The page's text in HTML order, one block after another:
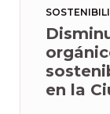
en la